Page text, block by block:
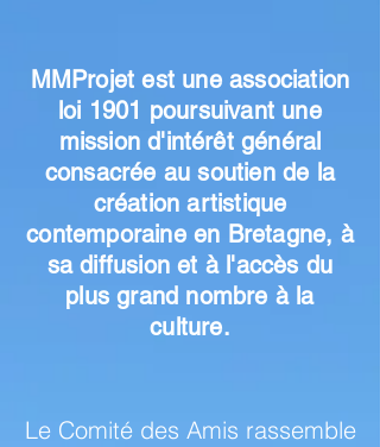
MMProjet est une association
loi 1901 poursuivant une
mission d'intérêt général
consacrée au soutien de la
création artistique
contemporaine en Bretagne, à
sa diffusion et à l'accès du
plus grand nombre à la
culture.
Le Comité des Amis rassemble